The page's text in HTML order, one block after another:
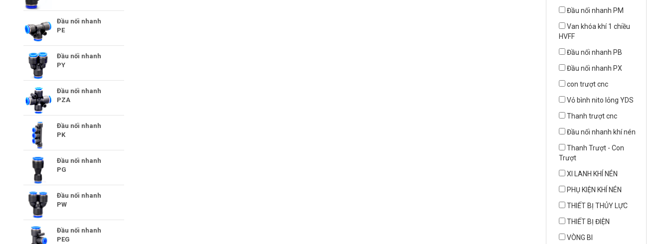
Đầu nối nhanh
PE
Đầu nối nhanh
PY
Đầu nối nhanh
PZA
Đầu nối nhanh
PK
Đầu nối nhanh
PG
Đầu nối nhanh
PW
Đầu nối nhanh
PEG
Đầu nối nhanh PM
Van khóa khí 1 chiều
HVFF
Đầu nối nhanh PB
Đầu nối nhanh PX
con trượt cnc
Vỏ bình nito lỏng YDS
Thanh trượt cnc
Đầu nối nhanh khí nén
Thanh Trượt - Con
Trượt
XI LANH KHÍ NÉN
PHỤ KIỆN KHÍ NÉN
THIẾT BỊ THỦY LỰC
THIẾT BỊ ĐIỆN
VÒNG BI